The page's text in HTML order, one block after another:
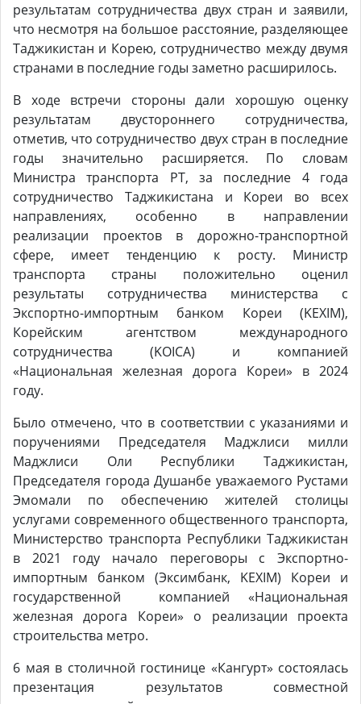
результатам сотрудничества двух стран и заявили,
что несмотря на большое расстояние, разделяющее
Таджикистан и Корею, сотрудничество между двумя
странами в последние годы заметно расширилось.
В ходе встречи стороны дали хорошую оценку
результатам двустороннего сотрудничества,
отметив, что сотрудничество двух стран в последние
годы значительно расширяется. По словам
Министра транспорта РТ, за последние 4 года
сотрудничество Таджикистана и Кореи во всех
направлениях, особенно в направлении
реализации проектов в дорожно-транспортной
сфере, имеет тенденцию к росту. Министр
транспорта страны положительно оценил
результаты сотрудничества министерства с
Экспортно-импортным банком Кореи (KEXIM),
Корейским агентством международного
сотрудничества (KOIСA) и компанией
«Национальная железная дорога Кореи» в 2024
году.
Было отмечено, что в соответствии с указаниями и
поручениями Председателя Маджлиси милли
Маджлиси Оли Республики Таджикистан,
Председателя города Душанбе уважаемого Рустами
Эмомали по обеспечению жителей столицы
услугами современного общественного транспорта,
Министерство транспорта Республики Таджикистан
в 2021 году начало переговоры с Экспортно-
импортным банком (Эксимбанк, KEXIM) Кореи и
государственной компанией «Национальная
железная дорога Кореи» о реализации проекта
строительства метро.
6 мая в столичной гостинице «Кангурт» состоялась
презентация результатов совместной